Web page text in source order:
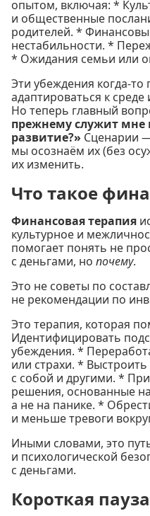
опытом, включая: *
и общественные
родителей. *
нестабильности. *
* Ожидания семьи или
Эти убеждения когда-
адаптироваться к
Но теперь главный
прежнему служит
развитие?» Сценарии
мы осознаём их (без
их изменить.
Что такое
Финансовая терапия
культурное и
помогает понять не
с деньгами, но почему.
Это не советы по
не рекомендации по
Это терапия, которая
Идентифицировать
убеждения. *
или страхи. *
с собой и другими. *
решения, основанные
а не на панике. *
и меньше тревоги
Иными словами, это
и психологической
с деньгами.
Короткая